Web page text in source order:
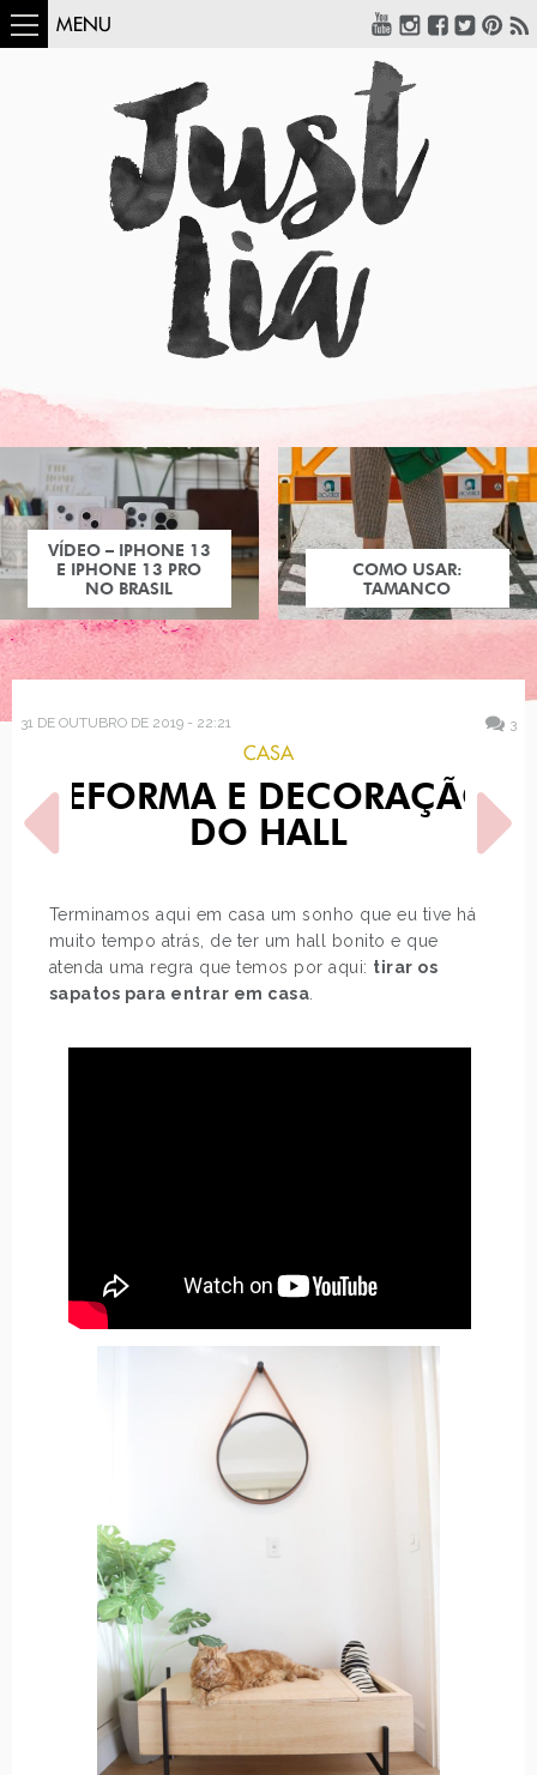
MENU
COMO USAR:
TAMANCO
31 DE OUTUBRO DE 2019 - 22:21 3
CASA
REFORMA E DECORAÇÃO
DO HALL
Terminamos aqui em casa um sonho que eu tive há
muito tempo atrás, de ter um hall bonito e que
atenda uma regra que temos por aqui: tirar os
sapatos para entrar em casa
POST ANTERIOR
PRINCESAS DISNEY COMO
PERSONAGENS DE TERROR
PRÓXIMO POST
THE CRÈME SHOP X HELLO
KITTY